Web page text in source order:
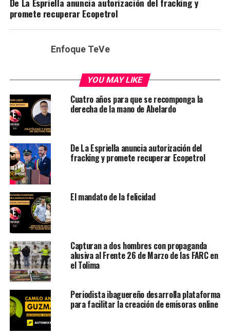
De La Espriella anuncia autorización del fracking y
promete recuperar Ecopetrol
Enfoque TeVe
YOU MAY LIKE
Cuatro años para que se recomponga la
derecha de la mano de Abelardo
De La Espriella anuncia autorización del
fracking y promete recuperar Ecopetrol
El mandato de la felicidad
Capturan a dos hombres con propaganda
alusiva al Frente 26 de Marzo de las FARC en
el Tolima
Periodista ibaguereño desarrolla plataforma
para facilitar la creación de emisoras online